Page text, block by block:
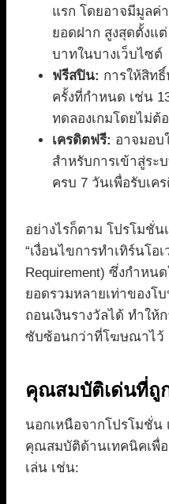
แรก โดยอาจมีมูลค่
ยอดฝาก สูงสุดตั้งแ
บาทในบางเว็บไซต์
ฟรีสปิน: การให้สิท
ครั้งที่กำหนด เช่น
ทดลองเกมโดยไม่ต้
เครดิตฟรี: อาจมอบ
สำหรับการเข้าสู่ระ
ครบ 7 วันเพื่อรับเค
อย่างไรก็ตาม โปรโมชั่
“เงื่อนไขการทำเทิร์นโอเ
Requirement) ซึ่งกำหน
ยอดรวมหลายเท่าของโ
ถอนเงินรางวัลได้ ทำให้
ซับซ้อนกว่าที่โฆษณาไว้
คุณสมบัติเด่นที่ถู
นอกเหนือจากโปรโมชั่น
คุณสมบัติด้านเทคนิคเพื่
เล่น เช่น: